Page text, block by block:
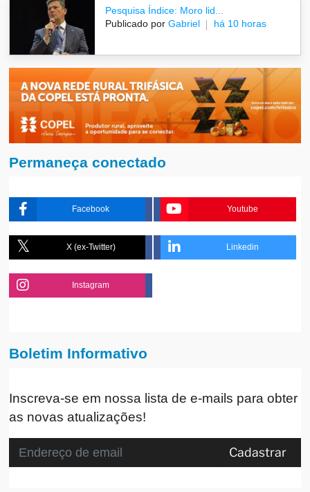
Pesquisa Índice: Moro lid...
Publicado por Gabriel há 10 horas
Permaneça conectado
Facebook Youtube
X (ex-Twitter) Linkedin
Instagram
Boletim Informativo
Inscreva-se em nossa lista de e-mails para obter
as novas atualizações!
Cadastrar